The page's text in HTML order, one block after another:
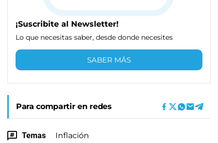
¡Suscribite al Newsletter!
Lo que necesitas saber, desde donde necesites
SABER MÁS
Para compartir en redes
Temas Inflación